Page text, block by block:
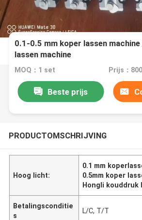
0.1-0.5 mm koper lassen
lassen machine
MOQ：1 set Prijs：
Beste prijs
PRODUCTOMSCHRIJVING
Hoog licht:
0.1 mm
0.5mm koper
Hongli kouddruk
Betalingsconditie
s
L/C, T/T